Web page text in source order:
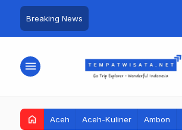
Breaking News
menu
home Aceh Aceh-Kuliner Ambon